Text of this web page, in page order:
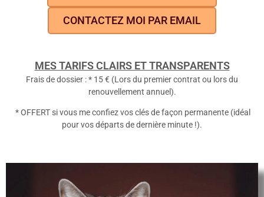
CONTACTEZ MOI PAR EMAIL
MES TARIFS CLAIRS ET TRANSPARENTS
Frais de dossier : * 15 € (Lors du premier contrat ou lors du
renouvellement annuel).
* OFFERT si vous me confiez vos clés de façon permanente (idéal
pour vos départs de dernière minute !).